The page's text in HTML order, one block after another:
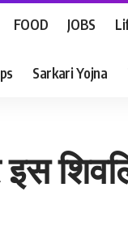
FOOD JOBS
Sarkari Yojna